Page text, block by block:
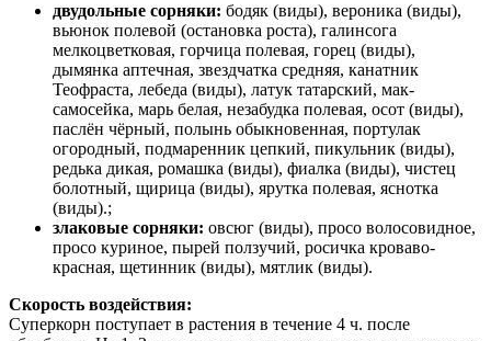
двудольные сорняки: бодяк (виды), вероника (виды),
вьюнок полевой (остановка роста), галинсога
мелкоцветковая, горчица полевая, горец (виды),
дымянка аптечная, звездчатка средняя, канатник
Теофраста, лебеда (виды), латук татарский, мак-
самосейка, марь белая, незабудка полевая, осот (виды),
паслён чёрный, полынь обыкновенная, портулак
огородный, подмаренник цепкий, пикульник (виды),
редька дикая, ромашка (виды), фиалка (виды), чистец
болотный, щирица (виды), ярутка полевая, яснотка
(виды).;
злаковые сорняки: овсюг (виды), просо волосовидное,
просо куриное, пырей ползучий, росичка кроваво-
красная, щетинник (виды), мятлик (виды).
Скорость воздействия:
Суперкорн поступает в растения в течение 4 ч. после